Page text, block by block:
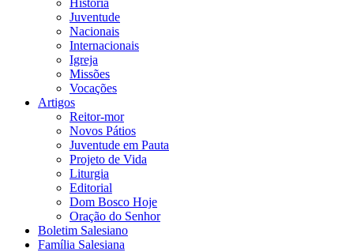
História
Juventude
Nacionais
Internacionais
Igreja
Missões
Vocações
Artigos
Reitor-mor
Novos Pátios
Juventude em Pauta
Projeto de Vida
Liturgia
Editorial
Dom Bosco Hoje
Oração do Senhor
Boletim Salesiano
Família Salesiana